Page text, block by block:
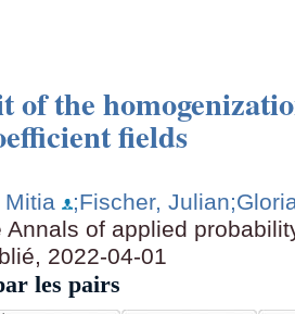
of the
fields
Mitia ;Fischer, Julian
Annals of applied
2022-04-01
les pairs